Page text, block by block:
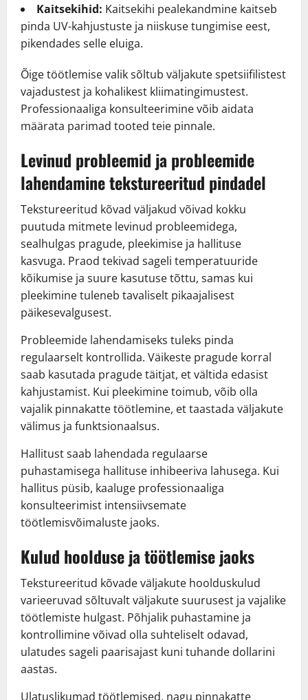
Kaitsekihid: Kaitsekihi pealekandmine kaitseb
pinda UV-kahjustuste ja niiskuse tungimise eest,
pikendades selle eluiga.
Õige töötlemise valik sõltub väljakute spetsiifilistest
vajadustest ja kohalikest kliimatingimustest.
Professionaaliga konsulteerimine võib aidata
määrata parimad tooted teie pinnale.
Levinud probleemid ja probleemide
lahendamine tekstureeritud pindadel
Tekstureeritud kõvad väljakud võivad kokku
puutuda mitmete levinud probleemidega,
sealhulgas pragude, pleekimise ja hallituse
kasvuga. Praod tekivad sageli temperatuuride
kõikumise ja suure kasutuse tõttu, samas kui
pleekimine tuleneb tavaliselt pikaajalisest
päikesevalgusest.
Probleemide lahendamiseks tuleks pinda
regulaarselt kontrollida. Väikeste pragude korral
saab kasutada pragude täitjat, et vältida edasist
kahjustamist. Kui pleekimine toimub, võib olla
vajalik pinnakatte töötlemine, et taastada väljakute
välimus ja funktsionaalsus.
Hallitust saab lahendada regulaarse
puhastamisega hallituse inhibeeriva lahusega. Kui
hallitus püsib, kaaluge professionaaliga
konsulteerimist intensiivsemate
töötlemisvõimaluste jaoks.
Kulud hoolduse ja töötlemise jaoks
Tekstureeritud kõvade väljakute hoolduskulud
varieeruvad sõltuvalt väljakute suurusest ja vajalike
töötlemiste hulgast. Põhjalik puhastamine ja
kontrollimine võivad olla suhteliselt odavad,
ulatudes sageli paarisajast kuni tuhande dollarini
aastas.
Ulatuslikumad töötlemised, nagu pinnakatte